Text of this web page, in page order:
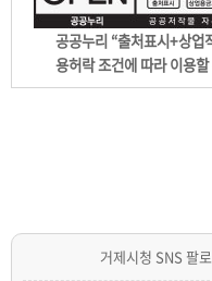
공공누리 “출처표시+상업
용허락 조건에 따라 이용
거제시청 SNS 팔